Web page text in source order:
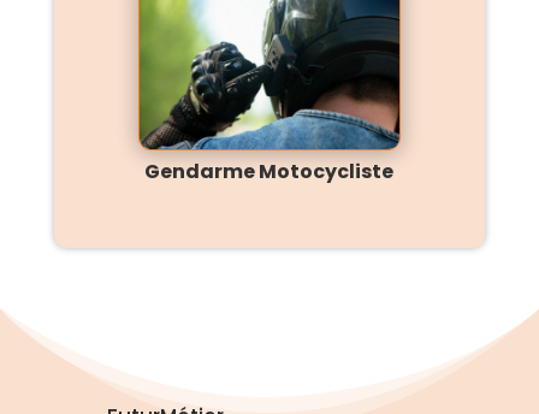
Gendarme Motocycliste